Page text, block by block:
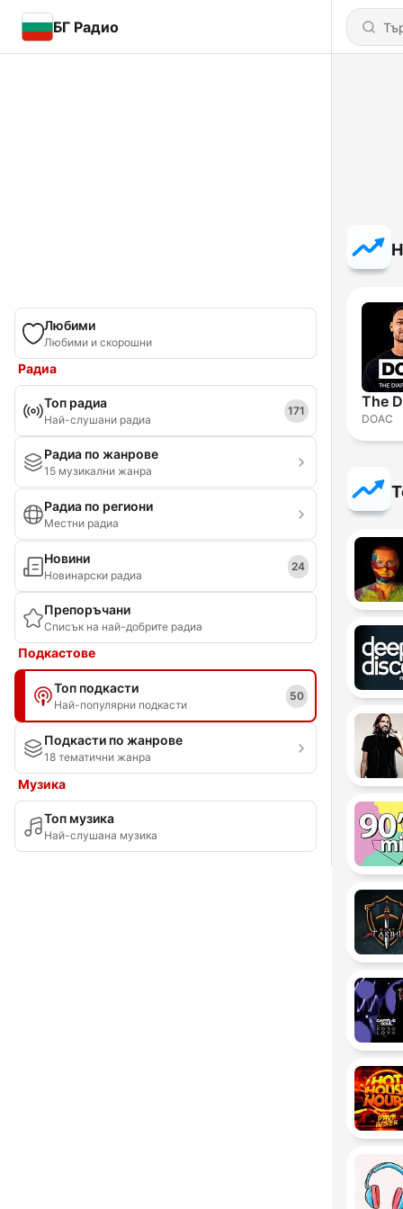
БГ Радио
Любими
Любими и скорошни
Радиа
Топ радиа
Най-слушани радиа
171
Радиа по жанрове
15 музикални жанра
Радиа по региони
Местни радиа
Новини
Новинарски радиа
24
Препоръчани
Списък на най-добрите радиа
Подкастове
Топ подкасти
Най-популярни подкасти
50
Подкасти по жанрове
18 тематични жанра
Музика
Топ музика
Най-слушана музика
DOAC